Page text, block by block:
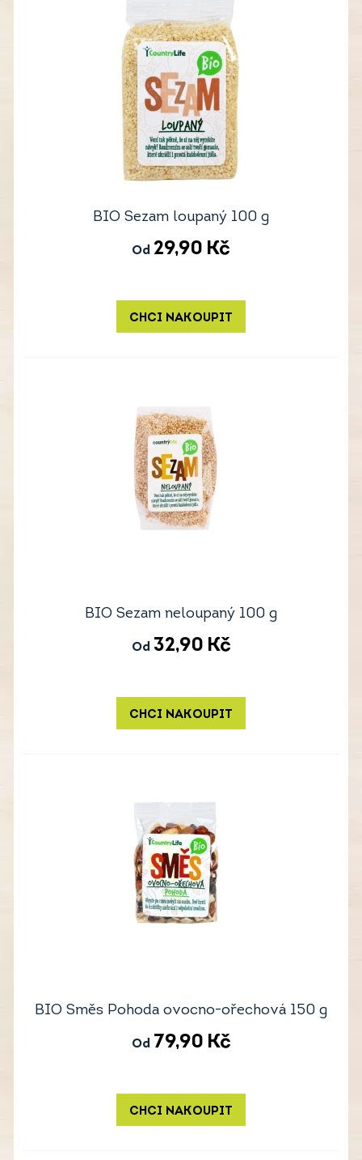
BIO Sezam loupaný 100 g
Od 29,90 Kč
CHCI NAKOUPIT
BIO Sezam neloupaný 100 g
Od 32,90 Kč
CHCI NAKOUPIT
BIO Směs Pohoda ovocno-ořechová 150 g
Od 79,90 Kč
CHCI NAKOUPIT